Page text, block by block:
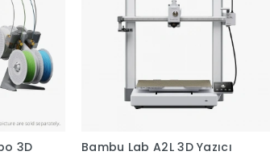
3D
Bambu Lab A2L 3D Yazıcı